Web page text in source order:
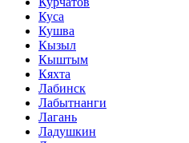
Куса
Кушва
Кызыл
Кыштым
Кяхта
Лабинск
Лабытнанги
Лагань
Ладушкин